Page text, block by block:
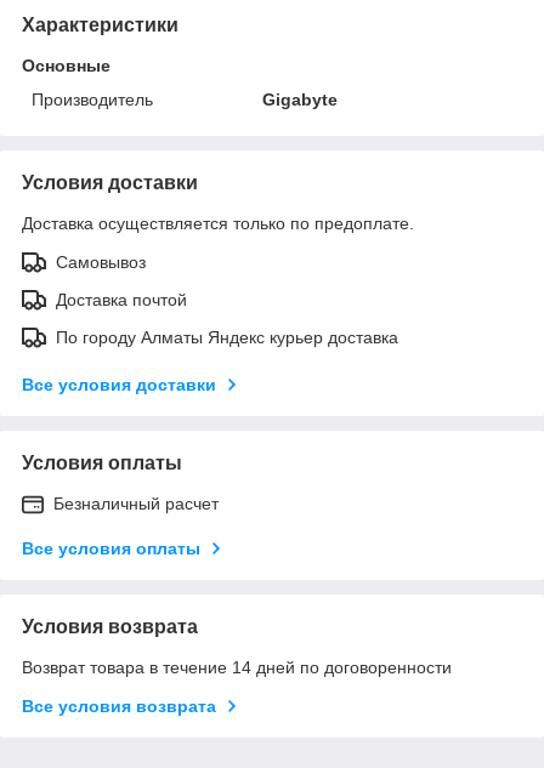
Характеристики
Основные
Производитель
Gigabyte
Условия доставки
Доставка осуществляется только по предоплате.
Самовывоз
Доставка почтой
По городу Алматы Яндекс курьер доставка
Все условия доставки
Условия оплаты
Безналичный расчет
Все условия оплаты
Условия возврата
Возврат товара в течение 14 дней по договоренности
Все условия возврата